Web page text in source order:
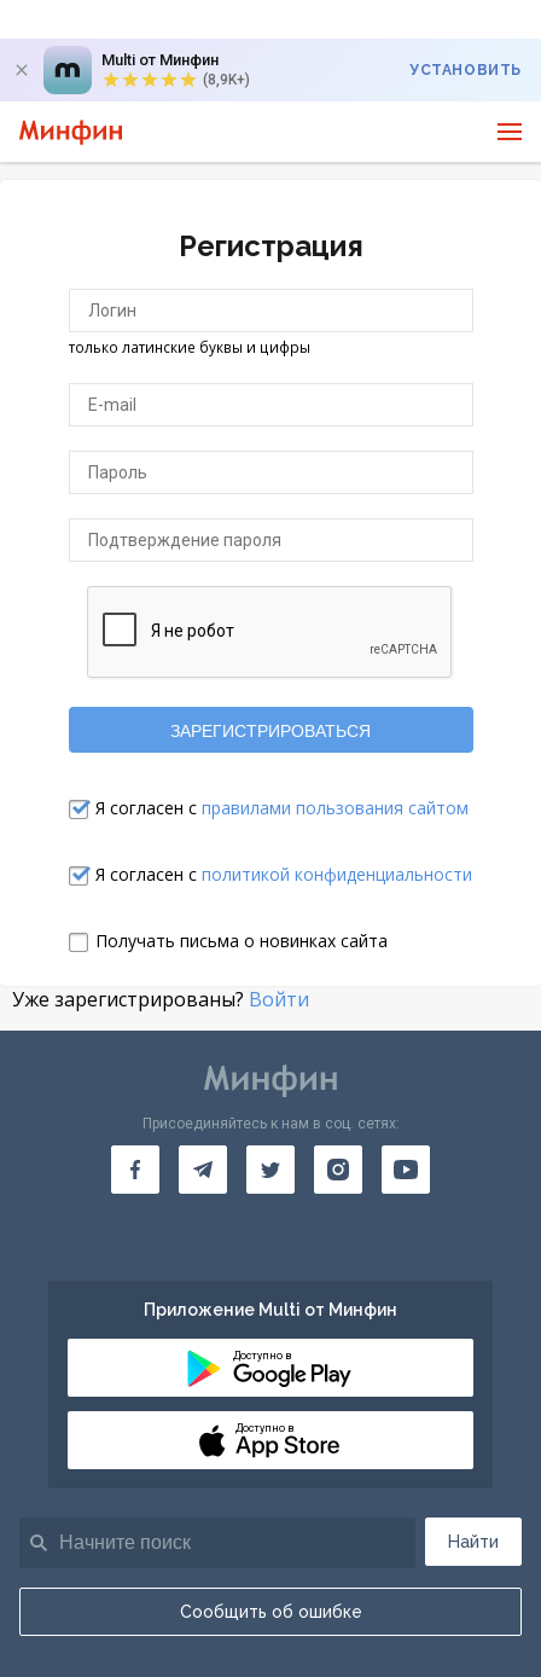
Multi от Минфин
(8,9K+)
УСТАНОВИТЬ
Регистрация
только латинские буквы и цифры
Я согласен с правилами пользования сайтом
Я согласен с политикой конфиденциальности
Получать письма о новинках сайта
Уже зарегистрированы? Войти
Найти
Сообщить об ошибке
Присоединяйтесь к нам в соц. сетях:
Приложение Multi от Минфин
Доступно в
Доступно в